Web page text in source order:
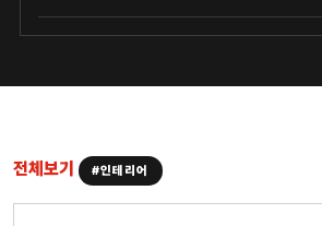
전체보기 #인테리어